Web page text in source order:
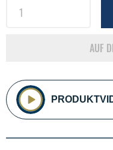
AUF